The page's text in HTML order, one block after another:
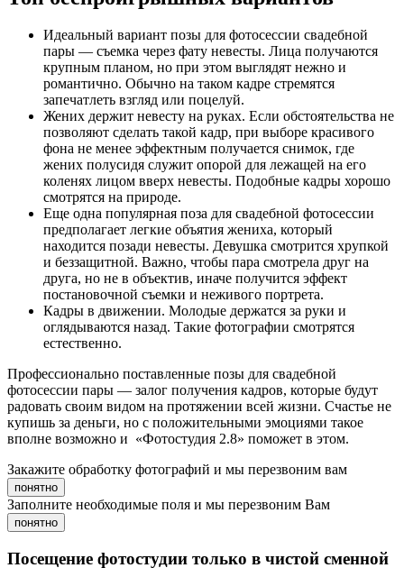
Идеальный вариант позы для фотосессии свадебной
пары — съемка через фату невесты. Лица получаются
крупным планом, но при этом выглядят нежно и
романтично. Обычно на таком кадре стремятся
запечатлеть взгляд или поцелуй.
Жених держит невесту на руках. Если обстоятельства не
позволяют сделать такой кадр, при выборе красивого
фона не менее эффектным получается снимок, где
жених полусидя служит опорой для лежащей на его
коленях лицом вверх невесты. Подобные кадры хорошо
смотрятся на природе.
Еще одна популярная поза для свадебной фотосессии
предполагает легкие объятия жениха, который
находится позади невесты. Девушка смотрится хрупкой
и беззащитной. Важно, чтобы пара смотрела друг на
друга, но не в объектив, иначе получится эффект
постановочной съемки и неживого портрета.
Кадры в движении. Молодые держатся за руки и
оглядываются назад. Такие фотографии смотрятся
естественно.
Профессионально поставленные позы для свадебной
фотосессии пары — залог получения кадров, которые будут
радовать своим видом на протяжении всей жизни. Счастье не
купишь за деньги, но с положительными эмоциями такое
вполне возможно и «Фотостудия 2.8» поможет в этом.
Закажите обработку фотографий и мы перезвоним вам
понятно
Заполните необходимые поля и мы перезвоним Вам
понятно
Посещение фотостудии только в чистой сменной